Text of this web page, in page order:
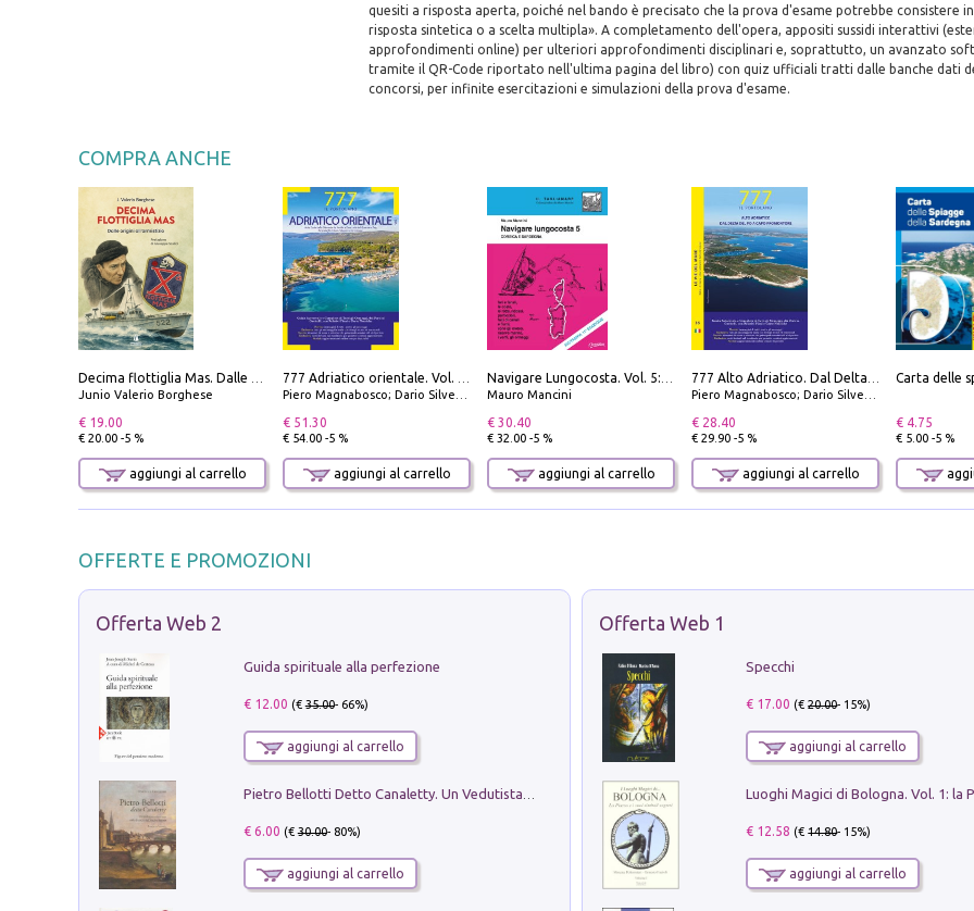
quesiti a risposta aperta, poiché nel bando è precisato che la prova d'esame potrebbe consistere
risposta sintetica o a scelta multipla». A completamento dell'opera, appositi sussidi interattivi
approfondimenti online) per ulteriori approfondimenti disciplinari e, soprattutto, un avanzato
tramite il QR-Code riportato nell'ultima pagina del libro) con quiz ufficiali tratti dalle banche dati
concorsi, per infinite esercitazioni e simulazioni della prova d'esame.
COMPRA ANCHE
Junio Valerio Borghese
€ 19.00
€ 20.00 -5 %
aggiungi al carrello
Piero Magnabosco; Dario Silvestro; Marco Sbrizzi
€ 51.30
€ 54.00 -5 %
aggiungi al carrello
Mauro Mancini
€ 30.40
€ 32.00 -5 %
aggiungi al carrello
Piero Magnabosco; Dario Silvestro; Marco Sbrizzi
€ 28.40
€ 29.90 -5 %
aggiungi al carrello
€ 4.75
€ 5.00 -5 %
OFFERTE E PROMOZIONI
Offerta Web 2
Guida spirituale alla perfezione
€ 12.00 (€35.00- 66%)
aggiungi al carrello
€ 6.00 (€30.00- 80%)
aggiungi al carrello
Offerta Web 1
Specchi
€ 17.00 (€20.00- 15%)
aggiungi al carrello
€ 12.58 (€14.80- 15%)
aggiungi al carrello